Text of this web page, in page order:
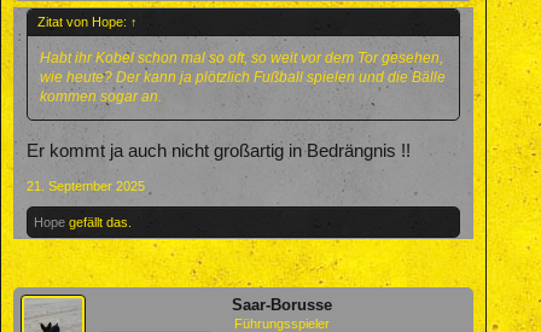
Zitat von Hope: ↑
Habt ihr Kobel schon mal so oft, so weit vor dem Tor gesehen,
wie heute? Der kann ja plötzlich Fußball spielen und die Bälle
kommen sogar an.
Er kommt ja auch nicht großartig in Bedrängnis !!
21. September 2025
Hope gefällt das.
Saar-Borusse
Führungsspieler